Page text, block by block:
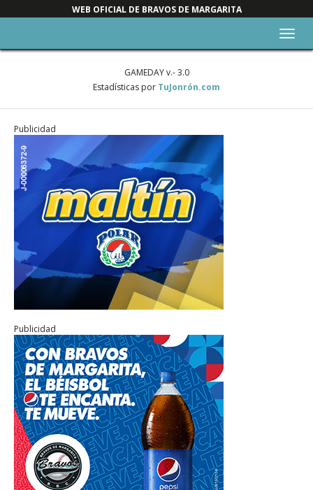
WEB OFICIAL DE BRAVOS DE MARGARITA
GAMEDAY v.- 3.0
Estadísticas por TuJonrón.com
Publicidad
Publicidad